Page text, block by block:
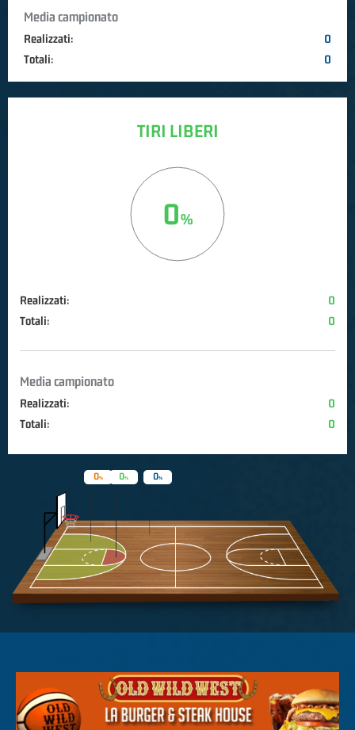
Media campionato
Realizzati:
0
Totali:
0
TIRI LIBERI
0
Realizzati:
0
Totali:
0
Media campionato
Realizzati:
0
Totali:
0
0
0 0